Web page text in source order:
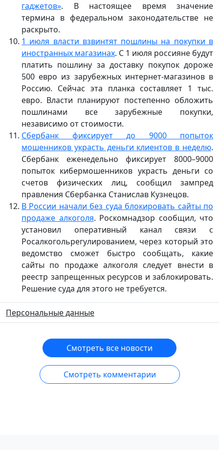
гаджетов». В настоящее время значение
термина в федеральном законодательстве не
раскрыто.
1 июля власти взвинтят пошлины на покупки в
иностранных магазинах. С 1 июля россияне будут
платить пошлину за доставку покупок дороже
500 евро из зарубежных интернет-магазинов в
Россию. Сейчас эта планка составляет 1 тыс.
евро. Власти планируют постепенно обложить
пошлинами все зарубежные покупки,
независимо от стоимости.
Сбербанк фиксирует до 9000 попыток
мошенников украсть деньги клиентов в неделю.
Сбербанк еженедельно фиксирует 8000–9000
попыток кибермошенников украсть деньги со
счетов физических лиц, сообщил зампред
правления Сбербанка Станислав Кузнецов.
В России начали без суда блокировать сайты по
продаже алкоголя. Роскомнадзор сообщил, что
установил оперативный канал связи с
Росалкогольрегулированием, через который это
ведомство сможет быстро сообщать, какие
сайты по продаже алкоголя следует внести в
реестр запрещенных ресурсов и заблокировать.
Решение суда для этого не требуется.
Персональные данные
Смотреть все новости
Смотреть комментарии